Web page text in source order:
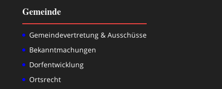
Gemeinde
Gemeindevertretung & Ausschüsse
Bekanntmachungen
Dorfentwicklung
Ortsrecht